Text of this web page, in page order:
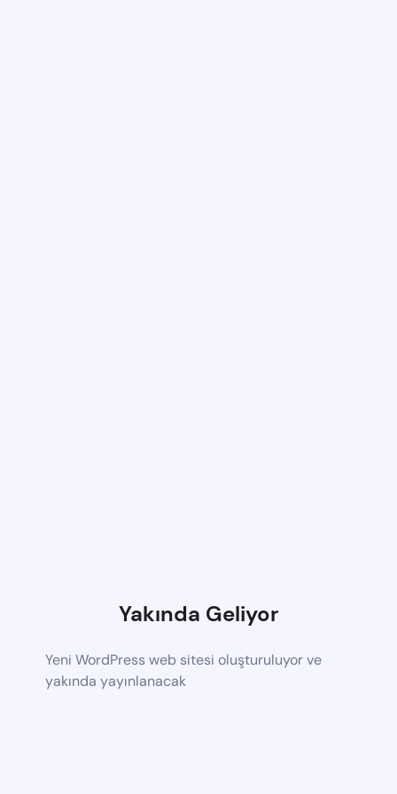
Yakında Geliyor
Yeni WordPress web sitesi oluşturuluyor ve
yakında yayınlanacak